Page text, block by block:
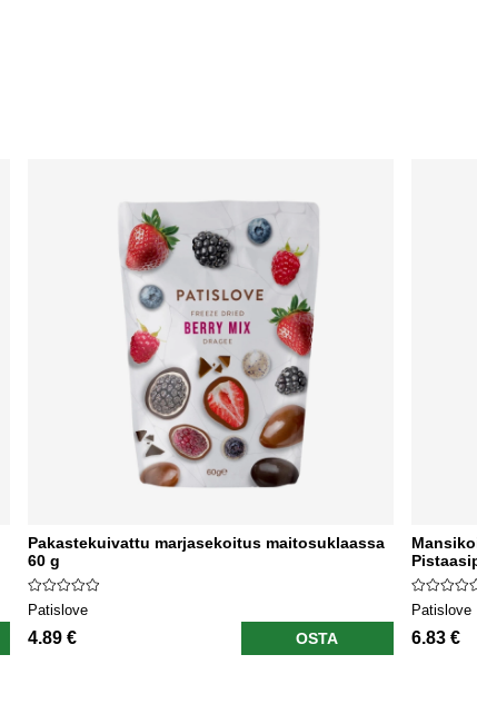
Pakastekuivattu marjasekoitus maitosuklaassa
60 g
Patislove
4.89 € OSTA
Patislove
6.83 €